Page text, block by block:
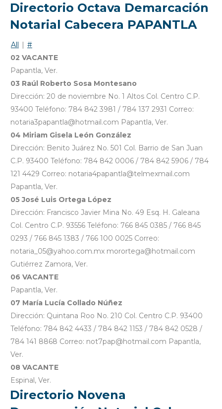
Directorio Octava Demarcación
Notarial Cabecera PAPANTLA
All | #
02 VACANTE
Papantla, Ver.
03 Raúl Roberto Sosa Montesano
Dirección: 20 de noviembre No. 1 Altos Col. Centro C.P.
93400 Teléfono: 784 842 3981 / 784 137 2931 Correo:
notaria3papantla@hotmail.com Papantla, Ver.
04 Miriam Gisela León González
Dirección: Benito Juárez No. 501 Col. Barrio de San Juan
C.P. 93400 Teléfono: 784 842 0006 / 784 842 5906 / 784
121 4429 Correo: notaria4papantla@telmexmail.com
Papantla, Ver.
05 José Luis Ortega López
Dirección: Francisco Javier Mina No. 49 Esq. H. Galeana
Col. Centro C.P. 93556 Teléfono: 766 845 0385 / 766 845
0293 / 766 845 1383 / 766 100 0025 Correo:
notaria_05@yahoo.com.mx morortega@hotmail.com
Gutiérrez Zamora, Ver.
06 VACANTE
Papantla, Ver.
07 María Lucía Collado Núñez
Dirección: Quintana Roo No. 210 Col. Centro C.P. 93400
Teléfono: 784 842 4433 / 784 842 1153 / 784 842 0528 /
784 141 8868 Correo: not7pap@hotmail.com Papantla,
Ver.
08 VACANTE
Espinal, Ver.
Directorio Novena